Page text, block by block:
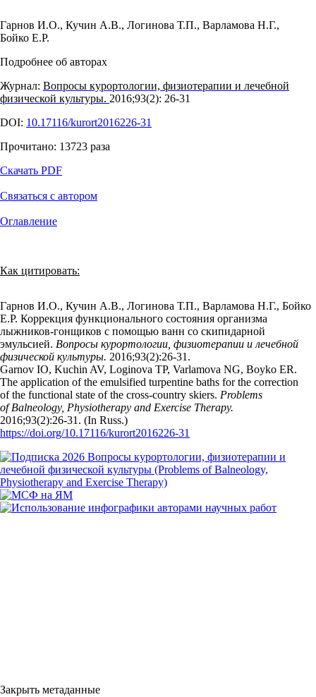
Гарнов И.О., Кучин А.В., Логинова Т.П., Варламова Н.Г.,
Бойко Е.Р.
Подробнее об авторах
Журнал: Вопросы курортологии, физиотерапии и лечебной
физической культуры. 2016;93(2): 26‑31
DOI: 10.17116/kurort2016226-31
Прочитано: 13723 раза
Скачать PDF
Связаться с автором
Оглавление
Как цитировать:
Гарнов И.О., Кучин А.В., Логинова Т.П., Варламова Н.Г., Бойко
Е.Р. Коррекция функционального состояния организма
лыжников-гонщиков с помощью ванн со скипидарной
эмульсией. Вопросы курортологии, физиотерапии и лечебной
физической культуры. 2016;93(2):26‑31.
Garnov IO, Kuchin AV, Loginova TP, Varlamova NG, Boyko ER.
The application of the emulsified turpentine baths for the correction
of the functional state of the cross-country skiers. Problems
of Balneology, Physiotherapy and Exercise Therapy.
2016;93(2):26‑31. (In Russ.)
https://doi.org/10.17116/kurort2016226-31
Закрыть метаданные